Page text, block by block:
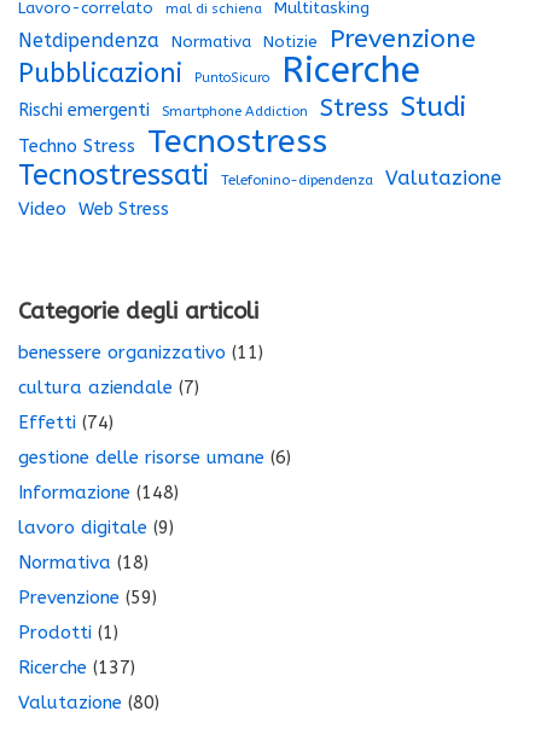
Lavoro-correlato mal di schiena Multitasking
Netdipendenza Normativa Notizie Prevenzione
Pubblicazioni PuntoSicuro Ricerche
Rischi emergenti Smartphone Addiction Stress Studi
Techno Stress Tecnostress
Tecnostressati Telefonino-dipendenza Valutazione
Video Web Stress
Categorie degli articoli
benessere organizzativo (11)
cultura aziendale (7)
Effetti (74)
gestione delle risorse umane (6)
Informazione (148)
lavoro digitale (9)
Normativa (18)
Prevenzione (59)
Prodotti (1)
Ricerche (137)
Valutazione (80)